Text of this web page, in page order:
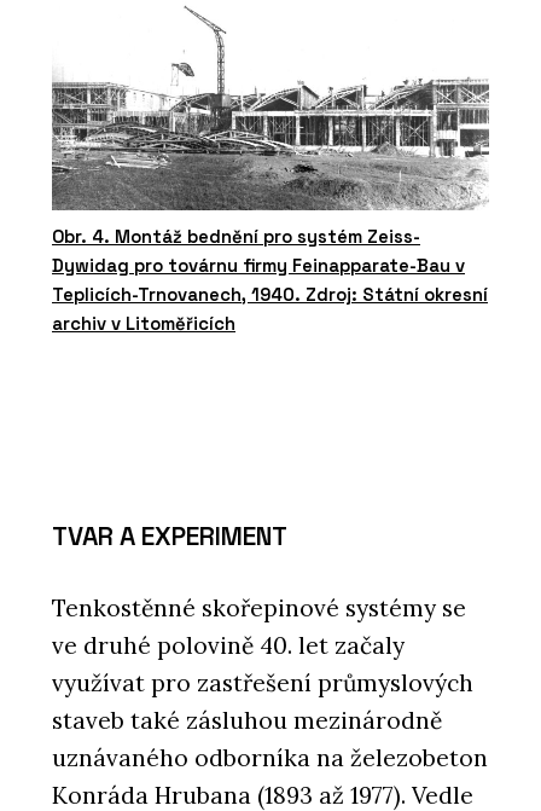
Obr. 4. Montáž bednění pro systém Zeiss-
Dywidag pro továrnu firmy Feinapparate-Bau v
Teplicích-Trnovanech, 1940. Zdroj: Státní okresní
archiv v Litoměřicích
TVAR A EXPERIMENT
Tenkostěnné skořepinové systémy se
ve druhé polovině 40. let začaly
využívat pro zastřešení průmyslových
staveb také zásluhou mezinárodně
uznávaného odborníka na železobeton
Konráda Hrubana (1893 až 1977). Vedle